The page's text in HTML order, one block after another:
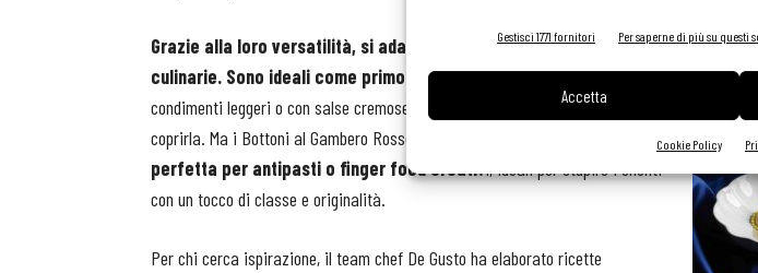
Gestisci 1771 fornitori Per saperne di più su questi
Accetta
Cookie Policy
Grazie alla loro versatilità, si adattano a molteplici interpretazioni
culinarie. Sono ideali come primo piatto raffinato, da servire con
condimenti leggeri o con salse cremose che ne esaltano la dolcezza senza
coprirla. Ma i Bottoni al Gambero Rosso sono anche una
perfetta per antipasti o finger food creativi, ideali per stupire i clienti
con un tocco di classe e originalità.
Per chi cerca ispirazione, il team chef De Gusto ha elaborato ricette